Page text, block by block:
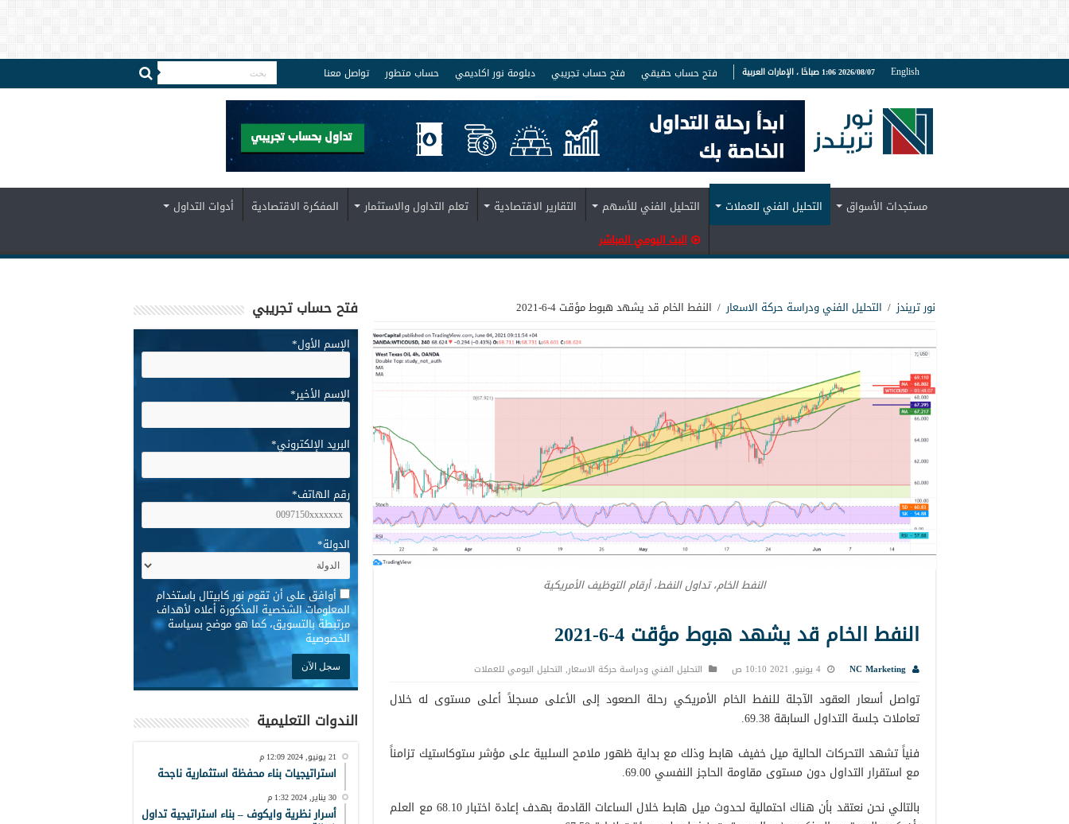
English 2026/08/07 1:06 صباحًا ، الإمارات العربية فتح حساب حقيقي فتح حساب تجريبي دبلومة نور اكاديمي حساب متطور تواصل معنا
مستجدات الأسواق التحليل الفني للعملات التحليل الفني للأسهم التقارير الاقتصادية تعلم التداول والاستثمار المفكرة الاقتصادية
أدوات التداول
البث اليومي المباشر
نور تريندز / التحليل الفني ودراسة حركة الاسعار / النفط الخام قد يشهد هبوط مؤقت 4-6-2021
النفط الخام، تداول النفط، أرقام التوظيف الأمريكية
النفط الخام قد يشهد هبوط مؤقت 4-6-2021
NC Marketing 4 يونيو, 2021 10:10 ص التحليل الفني ودراسة حركة الاسعار, التحليل اليومي للعملات
تواصل أسعار العقود الآجلة للنفط الخام الأمريكي رحلة الصعود إلى الأعلى مسجلاً أعلى مستوى له خلال
تعاملات جلسة التداول السابقة 69.38.
فنياً تشهد التحركات الحالية ميل خفيف هابط وذلك مع بداية ظهور ملامح السلبية على مؤشر ستوكاستيك تزامناً
مع استقرار التداول دون مستوى مقاومة الحاجز النفسي 69.00.
بالتالي نحن نعتقد بأن هناك احتمالية لحدوث ميل هابط خلال الساعات القادمة بهدف إعادة اختبار 68.10 مع العلم
فتح حساب تجريبي
الإسم الأول*
الإسم الأخير*
البريد الإلكتروني*
رقم الهاتف*
الدولة*
* أوافق على أن تقوم نور كابيتال باستخدام
المعلومات الشخصية المذكورة أعلاه لأهداف
مرتبطة بالتسويق، كما هو موضح بسياسة
الخصوصية
الندوات التعليمية
21 يونيو, 2024 12:09 م
استراتيجيات بناء محفظة استثمارية ناجحة
30 يناير, 2024 1:32 م
أسرار نظرية وايكوف – بناء استراتيجية تداول